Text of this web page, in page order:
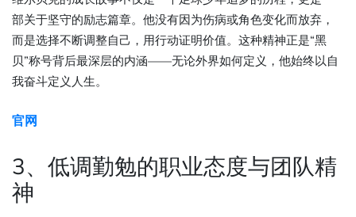
部关于坚守的励志篇章。他没有因为伤病或角色变化而放弃，
而是选择不断调整自己，用行动证明价值。这种精神正是“黑
贝”称号背后最深层的内涵——无论外界如何定义，他始终以自
我奋斗定义人生。
官网
3、低调勤勉的职业态度与团队精
神